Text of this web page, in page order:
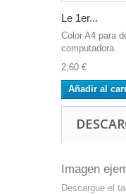
Le 1er...
Color A4 para
computadora.
2,60 €
Añadir al
Imagen
Descargue el